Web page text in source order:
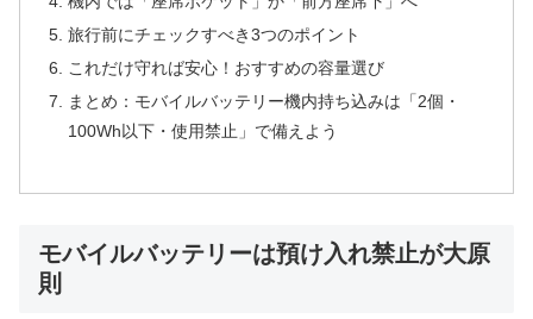
旅行前にチェックすべき3つのポイント
これだけ守れば安心！おすすめの容量選び
まとめ：モバイルバッテリー機内持ち込みは「2個・
100Wh以下・使用禁止」で備えよう
モバイルバッテリーは預け入れ禁止が大原
則